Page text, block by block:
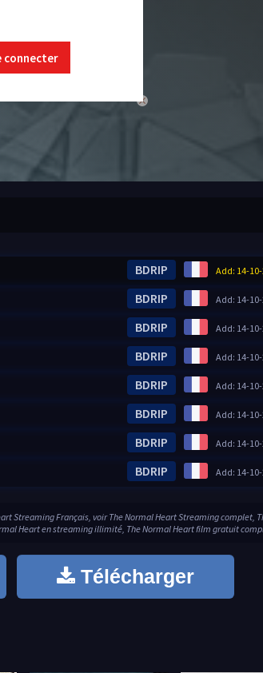
close
connecter
Add: 14-
BDRIP
Add: 14-
BDRIP
Add: 14-
BDRIP
Add: 14-
BDRIP
Add: 14-
BDRIP
Add: 14-
BDRIP
Add: 14-
BDRIP
Add: 14-
BDRIP
Streaming Français, voir The Normal Heart Streaming complet,
Heart en streaming illimité, The Normal Heart film gratuit
Télécharger